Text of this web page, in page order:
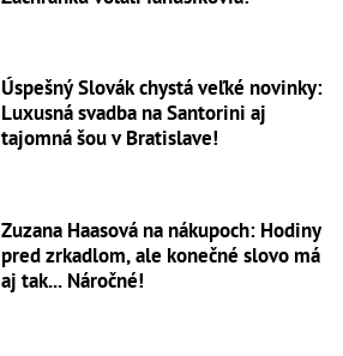
Úspešný Slovák chystá veľké novinky:
Luxusná svadba na Santorini aj
tajomná šou v Bratislave!
Zuzana Haasová na nákupoch: Hodiny
pred zrkadlom, ale konečné slovo má
aj tak... Náročné!